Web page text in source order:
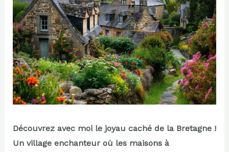
Découvrez avec moi le joyau caché de la Bretagne !
Un village enchanteur où les maisons à